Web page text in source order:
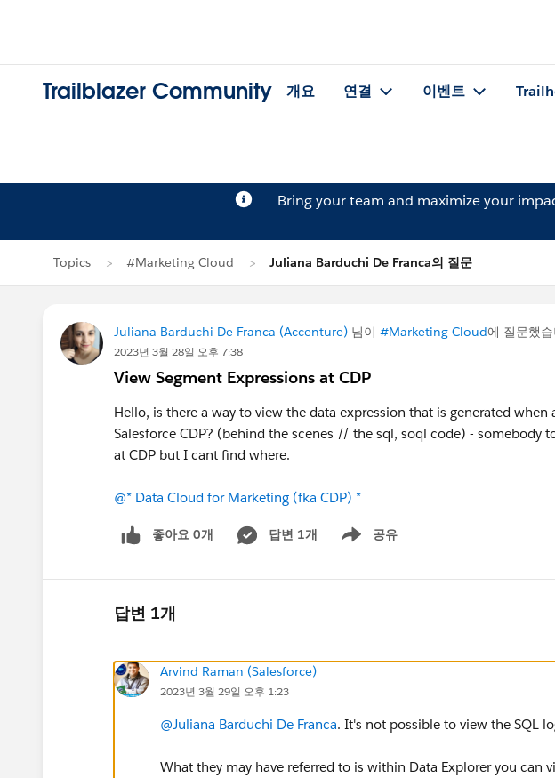
Trailblazer Community 개요 연결 이벤트
Bring your team and maximize your
Topics #Marketing Cloud Juliana Barduchi De Franca의 질문
Juliana Barduchi De Franca (Accenture) 님이 #Marketing Cloud에 질문했
2023년 3월 28일 오후 7:38
View Segment Expressions at CDP
Hello, is there a way to view the data expression that is generated when
Salesforce CDP? (behind the scenes // the sql, soql code) - somebody
at CDP but I cant find where.
@* Data Cloud for Marketing (fka CDP) *
좋아요 0개 답변 1개 공유
Show menu
답변 1개
Arvind Raman (Salesforce)
2023년 3월 29일 오후 1:23
@Juliana Barduchi De Franca. It's not possible to view the SQL
What they may have referred to is within Data Explorer you can